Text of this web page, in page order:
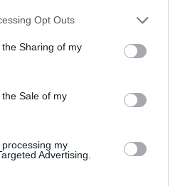
app uses one or more Google
usage behaviour. You may click to
Google and its third-party tags to
purposes in below Google
Opt Outs
Sharing of my
Sale of my
my
Advertising.
érdekeltek." -
ÜGYEK Google Hírek oldalán!